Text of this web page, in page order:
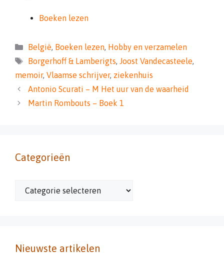
Boeken lezen
Categorieën
België, Boeken lezen, Hobby en verzamelen
Tags
Borgerhoff & Lamberigts, Joost Vandecasteele,
memoir, Vlaamse schrijver, ziekenhuis
Antonio Scurati – M Het uur van de waarheid
Martin Rombouts – Boek 1
Categorieën
Categorieën
Nieuwste artikelen